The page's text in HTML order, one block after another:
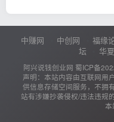
中赚网 中创网 福缘
坛
华
阿兴说钱创业网 蜀ICP备
声明：本站内容由互联网用
供信息存储空间服务，不拥
站有涉嫌抄袭侵权/违法违规
本